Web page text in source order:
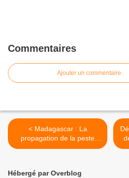
Commentaires
Ajouter un commentaire
< Madagascar : La
propagation de la peste
inquiète l'OMS
Hébergé par Overblog